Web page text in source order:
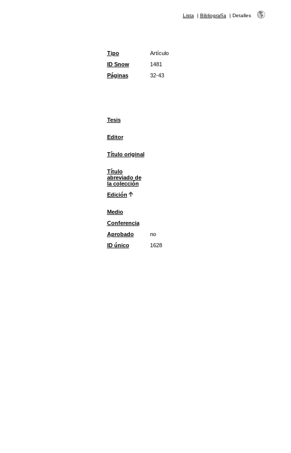
Lista | Bibliografía | Detalles
Tipo
Artículo
ID Snow
1481
Páginas
32-43
Tesis
Editor
Título original
Título
abreviado de
la colección
Edición
Medio
Conferencia
Aprobado
no
ID único
1628